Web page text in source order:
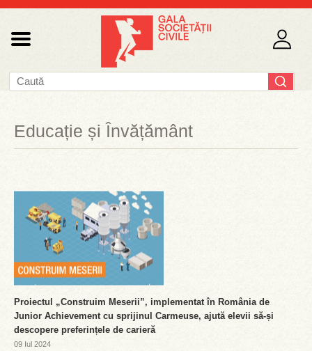
Educație și Învățământ
Proiectul „Construim Meserii”, implementat în România de
Junior Achievement cu sprijinul Carmeuse, ajută elevii să-și
descopere preferințele de carieră
09 Iul 2024